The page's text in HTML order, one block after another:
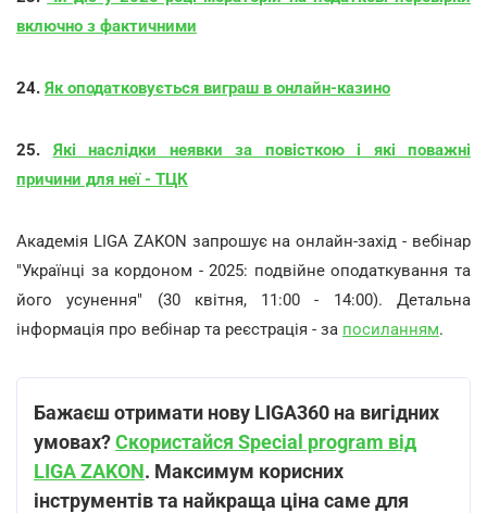
включно з фактичними
24. Як оподатковується виграш в онлайн-казино
25. Які наслідки неявки за повісткою і які поважні
причини для неї - ТЦК
Академія LIGA ZAKON запрошує на онлайн-захід - вебінар
"Українці за кордоном - 2025: подвійне оподаткування та
його усунення" (30 квітня, 11:00 - 14:00). Детальна
інформація про вебінар та реєстрація - за посиланням.
Бажаєш отримати нову LIGA360 на вигідних
умовах?Скористайся Special program від
LIGA ZAKON. Максимум корисних
інструментів та найкраща ціна саме для